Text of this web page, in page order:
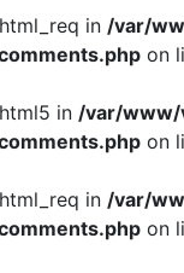
in /var/
on
in /var/www/
on
in /var/
on